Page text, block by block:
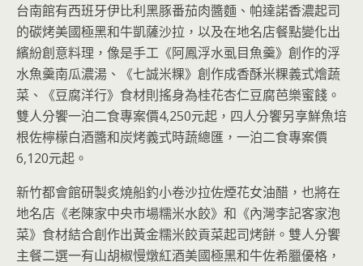
台南館有西班牙伊比利黑豚番茄肉醬麵、帕達諾香濃起司
的碳烤美國極黑和牛凱薩沙拉，以及在地名店餐點變化出
繽紛創意料理，像是手工《阿鳳浮水虱目魚羹》創作的浮
水魚羹南瓜濃湯、《七誠米粿》創作成香酥米粿義式燴蔬
菜、《豆腐洋行》食材則搖身為桂花杏仁豆腐芭樂蜜餞。
雙人分饗一泊二食專案價4,250元起，四人分饗另享鮮魚培
根佐檸檬白酒醬和炭烤義式時蔬總匯，一泊二食專案價
6,120元起。
新竹都會館研製炙燒船釣小卷沙拉佐煙花女油醋，也將在
地名店《老陳家中央市場糯米水餃》和《內灣李記客家泡
菜》食材結合創作出黃金糯米餃貢菜起司烤餅。雙人分饗
主餐二選一有山胡椒慢燉紅酒美國極黑和牛佐希臘優格，